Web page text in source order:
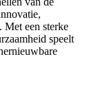
Met een sterke
speelt